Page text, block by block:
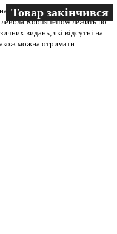
всіх носіях. В магазині
лейбла Robustfellow лежить по
видань, які відсутні на
можна отримати
Товар закінчився
Товар закінчився